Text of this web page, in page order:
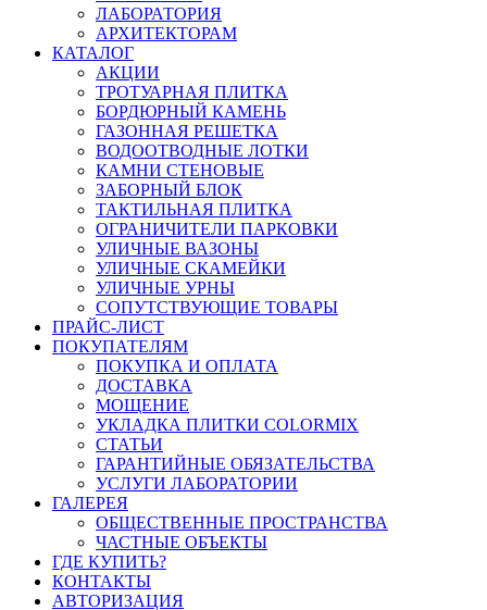
ЛАБОРАТОРИЯ
АРХИТЕКТОРАМ
КАТАЛОГ
АКЦИИ
ТРОТУАРНАЯ ПЛИТКА
БОРДЮРНЫЙ КАМЕНЬ
ГАЗОННАЯ РЕШЕТКА
ВОДООТВОДНЫЕ ЛОТКИ
КАМНИ СТЕНОВЫЕ
ЗАБОРНЫЙ БЛОК
ТАКТИЛЬНАЯ ПЛИТКА
ОГРАНИЧИТЕЛИ ПАРКОВКИ
УЛИЧНЫЕ ВАЗОНЫ
УЛИЧНЫЕ СКАМЕЙКИ
УЛИЧНЫЕ УРНЫ
СОПУТСТВУЮЩИЕ ТОВАРЫ
ПРАЙС-ЛИСТ
ПОКУПАТЕЛЯМ
ПОКУПКА И ОПЛАТА
ДОСТАВКА
МОЩЕНИЕ
УКЛАДКА ПЛИТКИ COLORMIX
СТАТЬИ
ГАРАНТИЙНЫЕ ОБЯЗАТЕЛЬСТВА
УСЛУГИ ЛАБОРАТОРИИ
ГАЛЕРЕЯ
ОБЩЕСТВЕННЫЕ ПРОСТРАНСТВА
ЧАСТНЫЕ ОБЪЕКТЫ
ГДЕ КУПИТЬ?
КОНТАКТЫ
АВТОРИЗАЦИЯ